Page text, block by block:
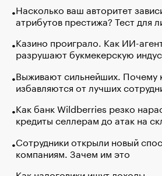
Насколько ваш авторитет
атрибутов престижа? Тест для
Казино проиграло. Как ИИ-
разрушают букмекерскую
Выживают сильнейших. Почему
избавляются от лучших
Как банк Wildberries резко
кредиты селлерам до атак на
Сотрудники открыли новый
компаниям. Зачем им это